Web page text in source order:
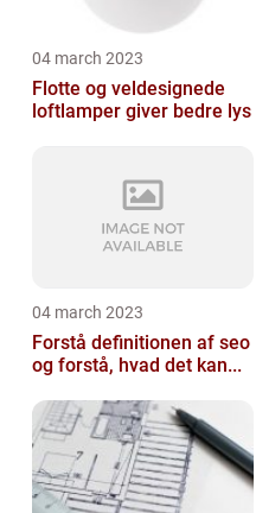
04 march 2023
Flotte og veldesignede
loftlamper giver bedre lys
04 march 2023
Forstå definitionen af seo
og forstå, hvad det kan...